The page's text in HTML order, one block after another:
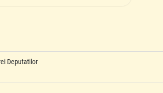
Deputatilor